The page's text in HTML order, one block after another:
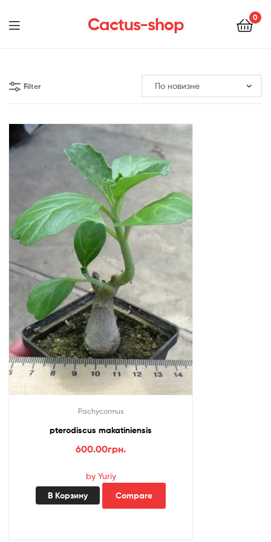
Cactus-shop 0
Menu
Filter
Pachycormus
pterodiscus makatiniensis
600.00грн.
by Yuriy
В Корзину Compare